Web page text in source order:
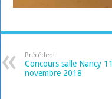
Précédent
Concours salle Nancy 11
novembre 2018